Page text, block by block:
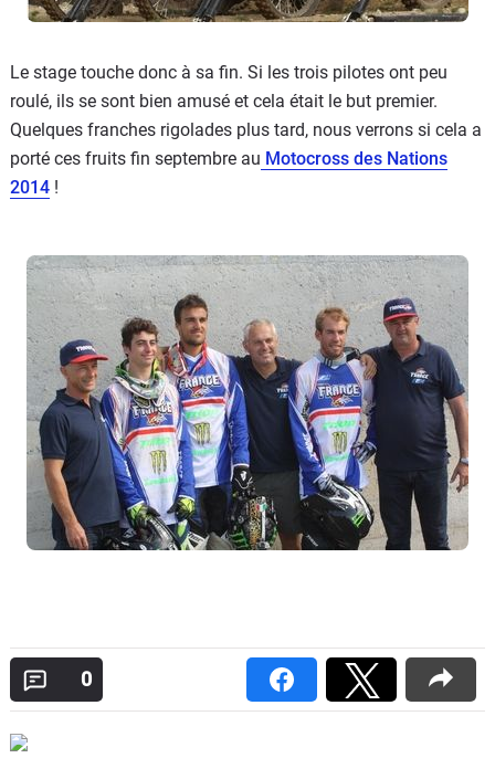
Le stage touche donc à sa fin. Si les trois pilotes ont peu
roulé, ils se sont bien amusé et cela était le but premier.
Quelques franches rigolades plus tard, nous verrons si cela a
porté ces fruits fin septembre au Motocross des Nations
2014 !
0